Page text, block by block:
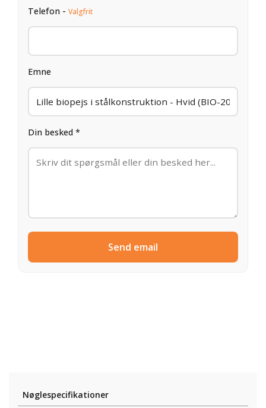
Telefon - Valgfrit
Emne
Din besked *
Send email
Nøglespecifikationer